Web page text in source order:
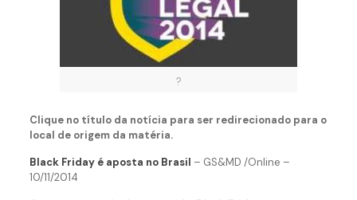
?
Clique no título da notícia para ser redirecionado para o
local de origem da matéria.
Black Friday é aposta no Brasil – GS&MD /Online –
10/11/2014